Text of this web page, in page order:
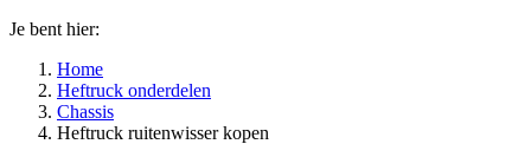
Je bent hier:
Home
Heftruck onderdelen
Chassis
Heftruck ruitenwisser kopen